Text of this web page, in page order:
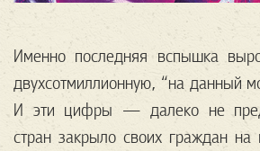
Именно последняя вспышка
двухсотмиллионную, “на данный
И эти цифры — далеко не
стран закрыло своих граждан на